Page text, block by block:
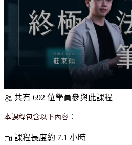
共有 692 位學員參與此課程
本課程包含以下內容：
課程長度約 7.1 小時